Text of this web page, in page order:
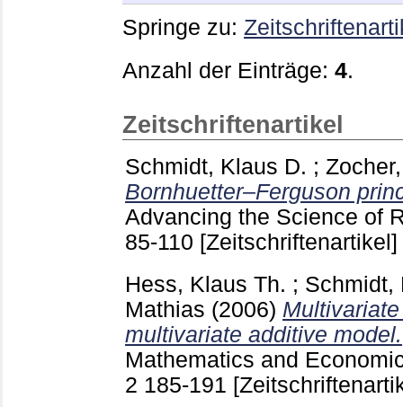
Springe zu:
Anzahl der Einträge: 4.
Zeitschriftenartikel
Schmidt, Klaus D. ;
Bornhuetter–Ferguson
Advancing the Science of
85-110 [Zeitschriftenartikel]
Hess, Klaus Th. ; Schmidt,
Mathias (2006)
multivariate additive model.
Mathematics and
2 185-191